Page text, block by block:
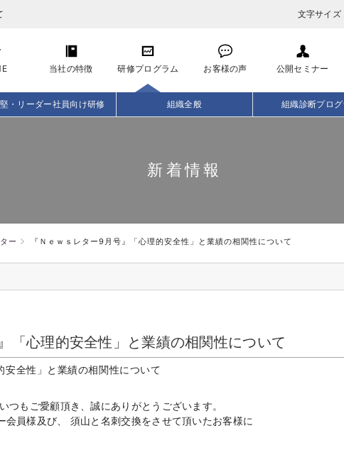
文字サイズ
当社の特徴 研修プログラム お客様の声 公開セミナー
・リーダー社員向け研修 組織全般 組織診断プロ
新着情報
ー 『Ｎｅｗｓレター9月号』「心理的安全性」と業績の相関性について
「心理的安全性」と業績の相関性について
安全性」と業績の相関性について
つもご愛顧頂き、誠にありがとうございます。
会員様及び、 須山と名刺交換をさせて頂いたお客様に